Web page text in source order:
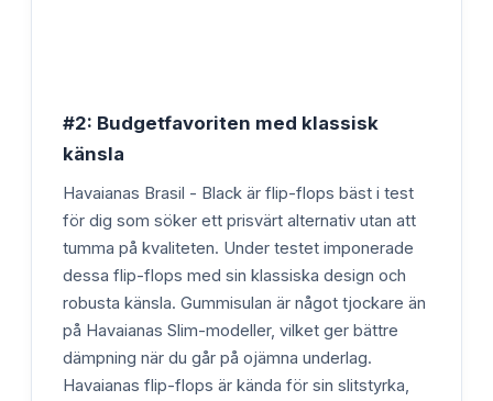
#2: Budgetfavoriten med klassisk
känsla
Havaianas Brasil - Black är flip-flops bäst i test
för dig som söker ett prisvärt alternativ utan att
tumma på kvaliteten. Under testet imponerade
dessa flip-flops med sin klassiska design och
robusta känsla. Gummisulan är något tjockare än
på Havaianas Slim-modeller, vilket ger bättre
dämpning när du går på ojämna underlag.
Havaianas flip-flops är kända för sin slitstyrka,